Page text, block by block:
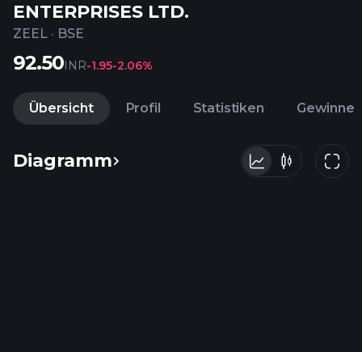
ENTERPRISES LTD.
ZEEL · BSE
92.50INR-1.95-2.06%
Übersicht Profil Statistiken Gewinne
Diagramm